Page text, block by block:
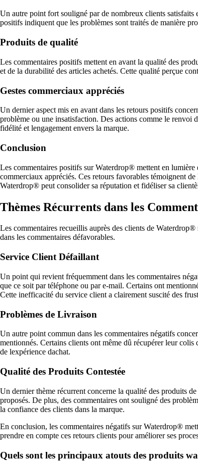
Un autre point fort souligné par de nombreux clients
positifs indiquent que les problèmes sont traités de manière
Produits de qualité
Les commentaires positifs mettent en avant la qualité des
et de la durabilité des articles achetés. Cette qualité perçue
Gestes commerciaux appréciés
Un dernier aspect mis en avant dans les retours positifs
problème ou une insatisfaction. Des actions comme le renvoi
fidélité et lengagement envers la marque.
Conclusion
Les commentaires positifs sur Waterdrop® mettent en lumière
commerciaux appréciés. Ces retours favorables témoignent
Waterdrop® peut consolider sa réputation et fidéliser sa
Thèmes Récurrents dans les
Les commentaires recueillis auprès des clients de
dans les commentaires défavorables.
Service Client Défaillant
Un point qui revient fréquemment dans les commentaires
que ce soit par téléphone ou par e-mail. Certains ont
Cette inefficacité du service client a clairement suscité des
Problèmes de Livraison
Un autre point commun dans les commentaires négatifs
mentionnés. Certains clients ont même dû récupérer leur
de lexpérience dachat.
Qualité des Produits Contestée
Un dernier thème récurrent concerne la qualité des produits
proposés. De plus, des commentaires ont souligné des
la confiance des clients dans la marque.
En conclusion, les commentaires négatifs sur Waterdrop®
prendre en compte ces retours clients pour améliorer ses
Quels sont les principaux atouts des produits